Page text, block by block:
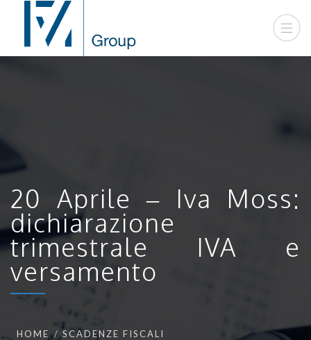
20 Aprile – Iva Moss:
dichiarazione
trimestrale IVA e
versamento
HOME
SCADENZE FISCALI